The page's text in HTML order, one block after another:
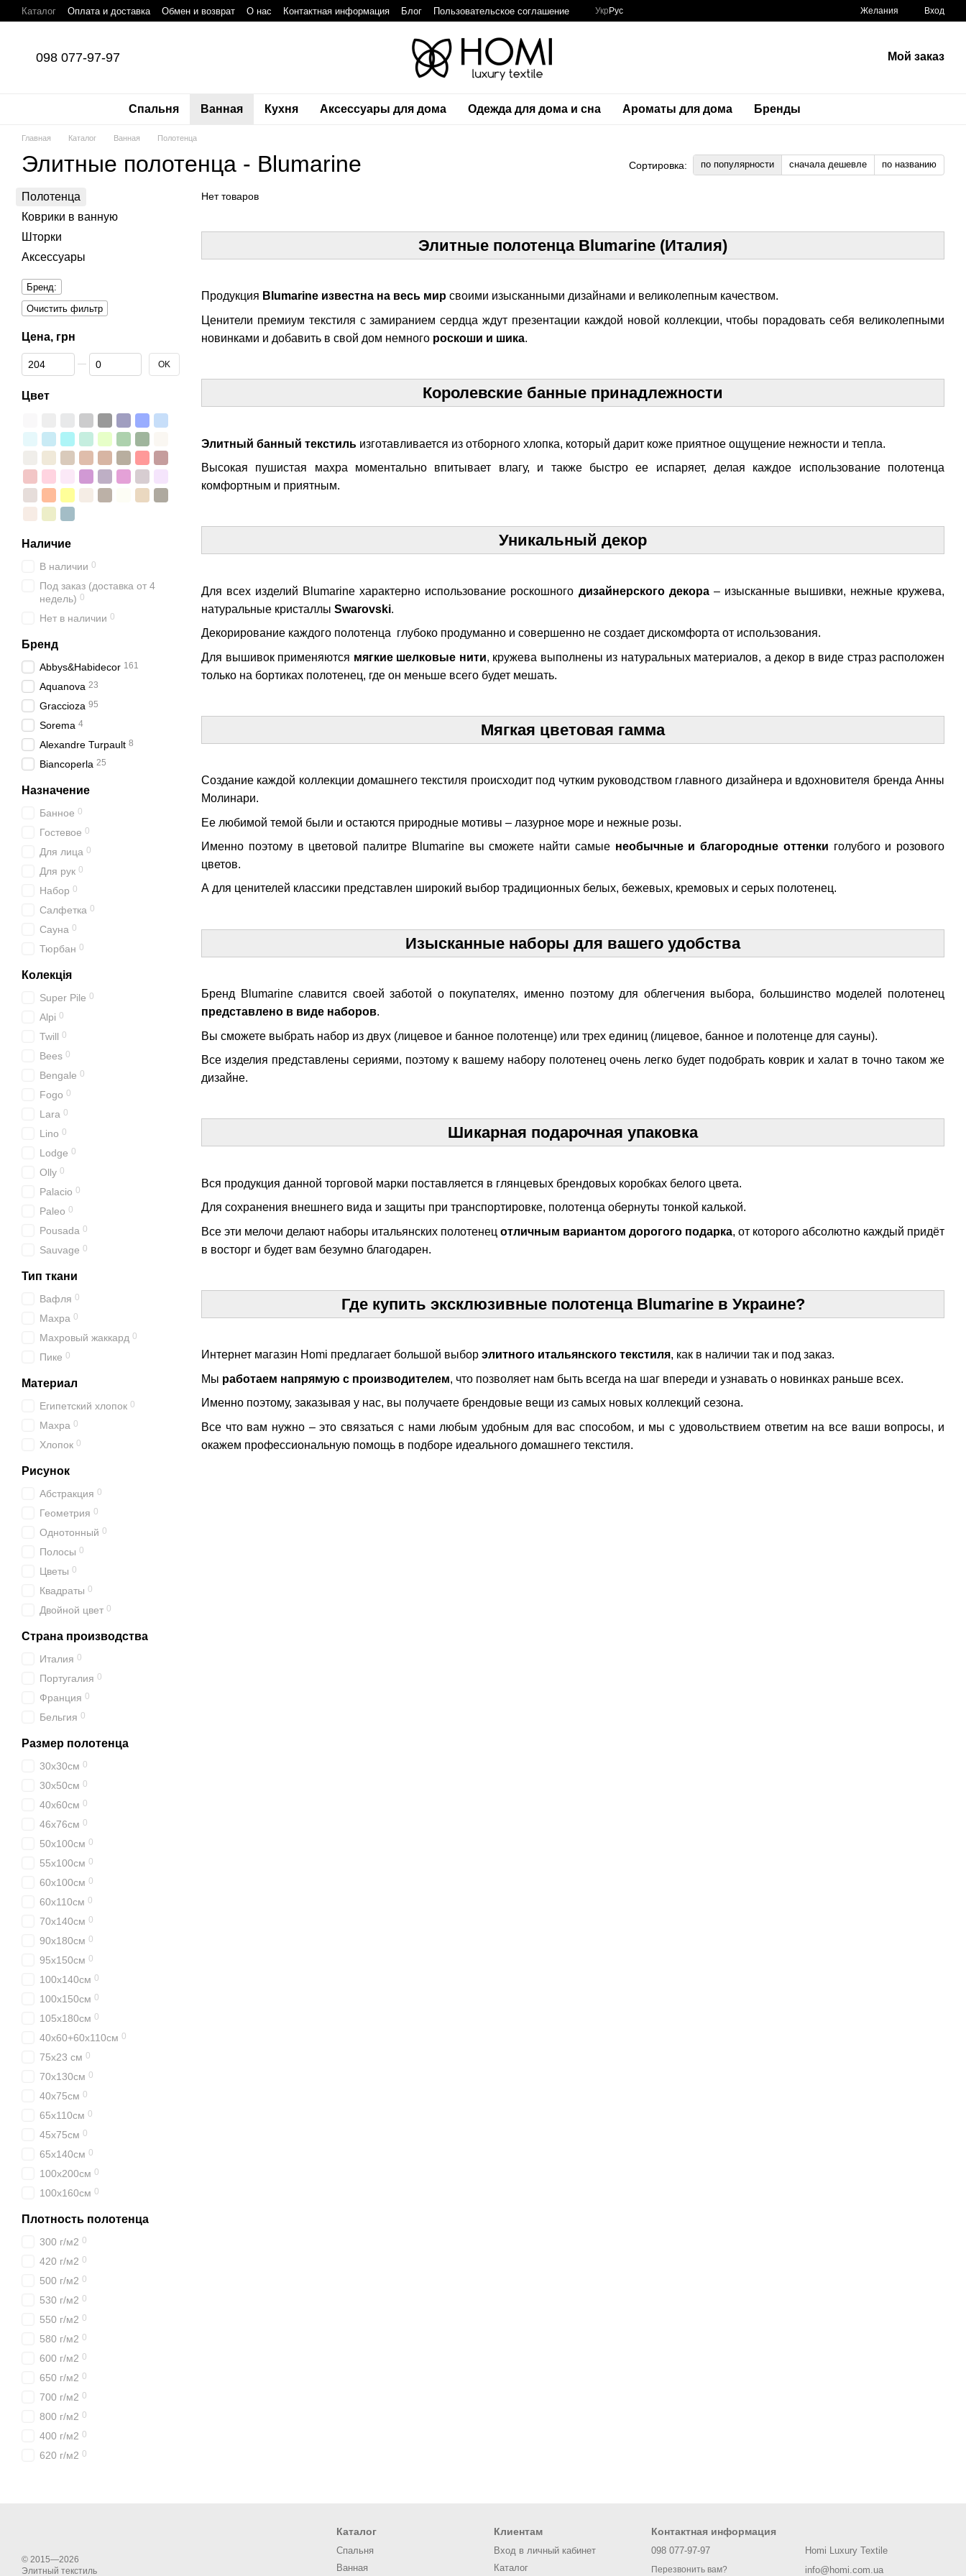
Перейти к основному контенту
Каталог Оплата и доставка Обмен и возврат О нас Контактная информация Блог Пользовательское соглашение Укр Рус Желания Вход
098 077-97-97 Мой заказ
Спальня Ванная Кухня Аксессуары для дома Одежда для дома и сна Ароматы для дома Бренды
Главная Каталог Ванная Полотенца
Элитные полотенца - Blumarine Сортировка: по популярности сначала дешевле по названию
Нет товаров
Элитные полотенца Blumarine (Италия)
Продукция Blumarine известна на весь мир своими изысканными дизайнами и великолепным качеством.
Ценители премиум текстиля с замиранием сердца ждут презентации каждой новой коллекции, чтобы порадовать себя великолепными
новинками и добавить в свой дом немного роскоши и шика.
Королевские банные принадлежности
Элитный банный текстиль изготавливается из отборного хлопка, который дарит коже приятное ощущение нежности и тепла.
Высокая пушистая махра моментально впитывает влагу, и также быстро ее испаряет, делая каждое использование полотенца
комфортным и приятным.
Уникальный декор
Для всех изделий Blumarine характерно использование роскошного дизайнерского декора– изысканные вышивки, нежные кружева,
натуральные кристаллы Swarovski.
Декорирование каждого полотенца глубоко продуманно и совершенно не создает дискомфорта от использования.
Для вышивок применяются мягкие шелковые нити, кружева выполнены из натуральных материалов, а декор в виде страз расположен
только на бортиках полотенец, где он меньше всего будет мешать.
Мягкая цветовая гамма
Создание каждой коллекции домашнего текстиля происходит под чутким руководством главного дизайнера и вдохновителя бренда Анны
Молинари.
Ее любимой темой были и остаются природные мотивы – лазурное море и нежные розы.
Именно поэтому в цветовой палитре Blumarine вы сможете найти самые необычные и благородные оттенки голубого и розового
цветов.
А для ценителей классики представлен широкий выбор традиционных белых, бежевых, кремовых и серых полотенец.
Изысканные наборы для вашего удобства
Бренд Blumarine славится своей заботой о покупателях, именно поэтому для облегчения выбора, большинство моделей полотенец
представлено в виде наборов.
Вы сможете выбрать набор из двух (лицевое и банное полотенце) или трех единиц (лицевое, банное и полотенце для сауны).
Все изделия представлены сериями, поэтому к вашему набору полотенец очень легко будет подобрать коврик и халат в точно таком же
дизайне.
Шикарная подарочная упаковка
Вся продукция данной торговой марки поставляется в глянцевых брендовых коробках белого цвета.
Для сохранения внешнего вида и защиты при транспортировке, полотенца обернуты тонкой калькой.
Все эти мелочи делают наборы итальянских полотенец отличным вариантом дорогого подарка, от которого абсолютно каждый придёт
в восторг и будет вам безумно благодарен.
Где купить эксклюзивные полотенца Blumarine в Украине?
Интернет магазин Нomi предлагает большой выбор элитного итальянского текстиля, как в наличии так и под заказ.
Мы работаем напрямую с производителем, что позволяет нам быть всегда на шаг впереди и узнавать о новинках раньше всех.
Именно поэтому, заказывая у нас, вы получаете брендовые вещи из самых новых коллекций сезона.
Все что вам нужно – это связаться с нами любым удобным для вас способом, и мы с удовольствием ответим на все ваши вопросы, и
окажем профессиональную помощь в подборе идеального домашнего текстиля.
Полотенца
Коврики в ванную
Шторки
Аксессуары
Бренд:
Очистить фильтр
Цена, грн
От Цена, грн
До Цена, грн OK
Цвет
Наличие
В наличии 0
Под заказ (доставка от 4
недель) 0
Нет в наличии 0
Бренд
Abbys&Habidecor 161
Aquanova 23
Graccioza 95
Sorema 4
Alexandre Turpault 8
Biancoperla 25
Назначение
Банное 0
Гостевое 0
Для лица 0
Для рук 0
Набор 0
Салфетка 0
Сауна 0
Тюрбан 0
Колекція
Super Pile 0
Alpi 0
Twill 0
Bees 0
Bengale 0
Fogo 0
Lara 0
Lino 0
Lodge 0
Olly 0
Palacio 0
Paleo 0
Pousada 0
Sauvage 0
Тип ткани
Вафля 0
Махра 0
Махровый жаккард 0
Пике 0
Материал
Египетский хлопок 0
Махра 0
Хлопок 0
Рисунок
Абстракция 0
Геометрия 0
Однотонный 0
Полосы 0
Цветы 0
Квадраты 0
Двойной цвет 0
Страна производства
Италия 0
Португалия 0
Франция 0
Бельгия 0
Размер полотенца
30х30см 0
30х50см 0
40х60см 0
46х76см 0
50х100см 0
55х100см 0
60х100см 0
60х110см 0
70х140см 0
90х180см 0
95х150см 0
100х140см 0
100х150см 0
105х180см 0
40х60+60х110см 0
75х23 см 0
70х130см 0
40х75см 0
65х110см 0
45х75см 0
65х140см 0
100х200см 0
100х160см 0
Плотность полотенца
300 г/м2 0
420 г/м2 0
500 г/м2 0
530 г/м2 0
550 г/м2 0
580 г/м2 0
600 г/м2 0
650 г/м2 0
700 г/м2 0
800 г/м2 0
400 г/м2 0
620 г/м2 0
© 2015—2026
Элитный текстиль
Каталог
Спальня
Ванная
Клиентам
Вход в личный кабинет
Каталог
Контактная информация
098 077-97-97
Перезвонить вам?
Homi Luxury Textile
info@homi.com.ua